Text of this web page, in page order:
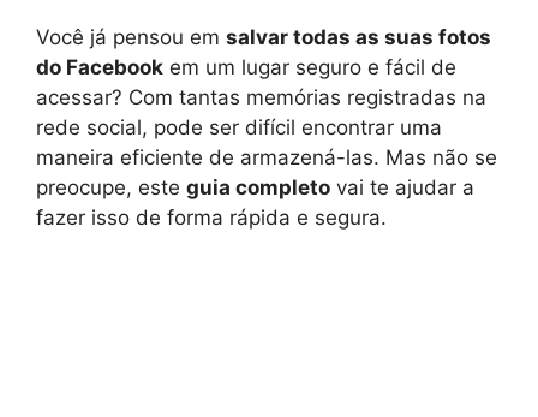
Você já pensou em salvar todas as suas fotos
do Facebook em um lugar seguro e fácil de
acessar? Com tantas memórias registradas na
rede social, pode ser difícil encontrar uma
maneira eficiente de armazená-las. Mas não se
preocupe, este guia completo vai te ajudar a
fazer isso de forma rápida e segura.